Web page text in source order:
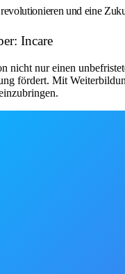
und eine
Incare
nur einen
fördert. Mit